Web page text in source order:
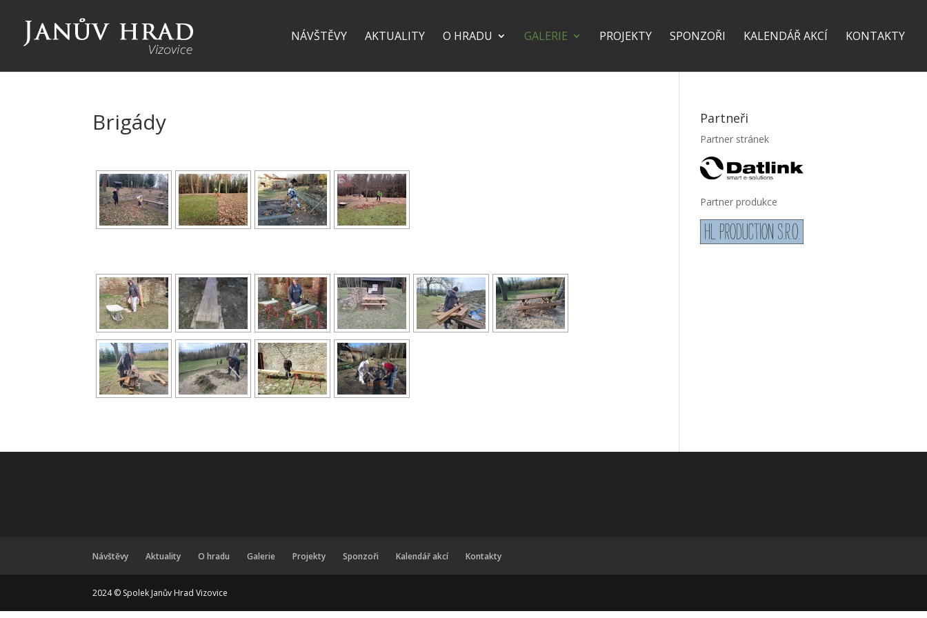
NÁVŠTĚVY AKTUALITY O HRADU GALERIE PROJEKTY SPONZOŘI KALENDÁŘ AKCÍ KONTAKTY
Brigády Partneři
Partner stránek
Partner produkce
Návštěvy Aktuality O hradu Galerie Projekty Sponzoři Kalendář akcí Kontakty
2024 © Spolek Janův Hrad Vizovice